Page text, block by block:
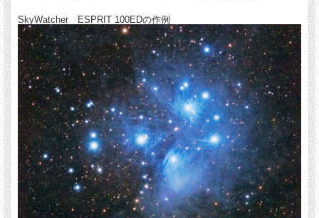
SkyWatcher ESPRIT 100EDの作例